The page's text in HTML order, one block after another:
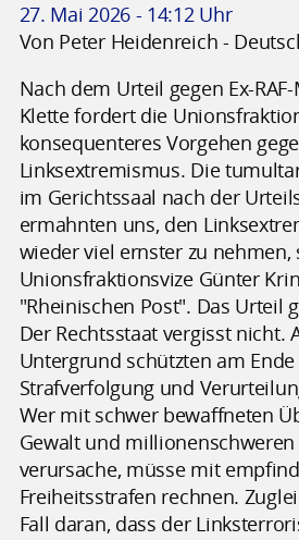
27. Mai 2026 - 14:12 Uhr
Von Peter Heidenreich -
Nach dem Urteil gegen Ex-
Klette fordert die
konsequenteres Vorgehen
Linksextremismus. Die
im Gerichtssaal nach der
ermahnten uns, den
wieder viel ernster zu nehmen,
Unionsfraktionsvize Günter
"Rheinischen Post". Das Urteil
Der Rechtsstaat vergisst nicht.
Untergrund schützten am
Strafverfolgung und
Wer mit schwer bewaffneten
Gewalt und millionenschweren
verursache, müsse mit
Freiheitsstrafen rechnen.
Fall daran, dass der